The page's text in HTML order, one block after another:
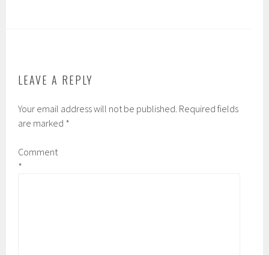
LEAVE A REPLY
Your email address will not be published. Required fields
are marked *
Comment
*